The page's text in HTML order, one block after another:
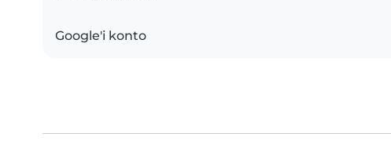
Google'i konto